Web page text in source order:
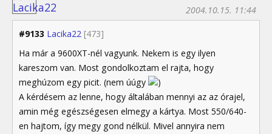
#9133 Lacika22 [473]
2004.10.15. 11:44
Ha már a 9600XT-nél vagyunk. Nekem is egy ilyen
kareszom van. Most gondolkoztam el rajta, hogy
meghúzom egy picit. (nem úúgy
)
A kérdésem az lenne, hogy általában mennyi az az órajel,
amin még egészségesen elmegy a kártya. Most 550/640-
en hajtom, így megy gond nélkül. Mivel annyira nem